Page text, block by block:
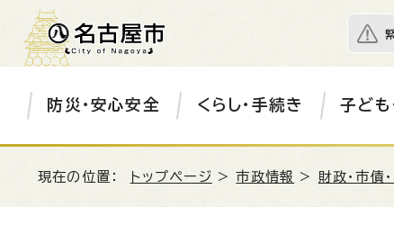
防災・安心安全 くらし・手続き 子ども
現在の位置： トップページ >市政情報 > 財政・市債